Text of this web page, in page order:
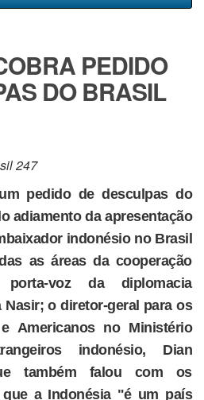
PEDIDO
DO BRASIL
247
pedido de desculpas do
adiamento da apresentação
indonésio no Brasil
as áreas da cooperação
voz da diplomacia
Nasir; o diretor-geral para os
Americanos no Ministério
indonésio, Dian
também falou com os
a Indonésia "é um país